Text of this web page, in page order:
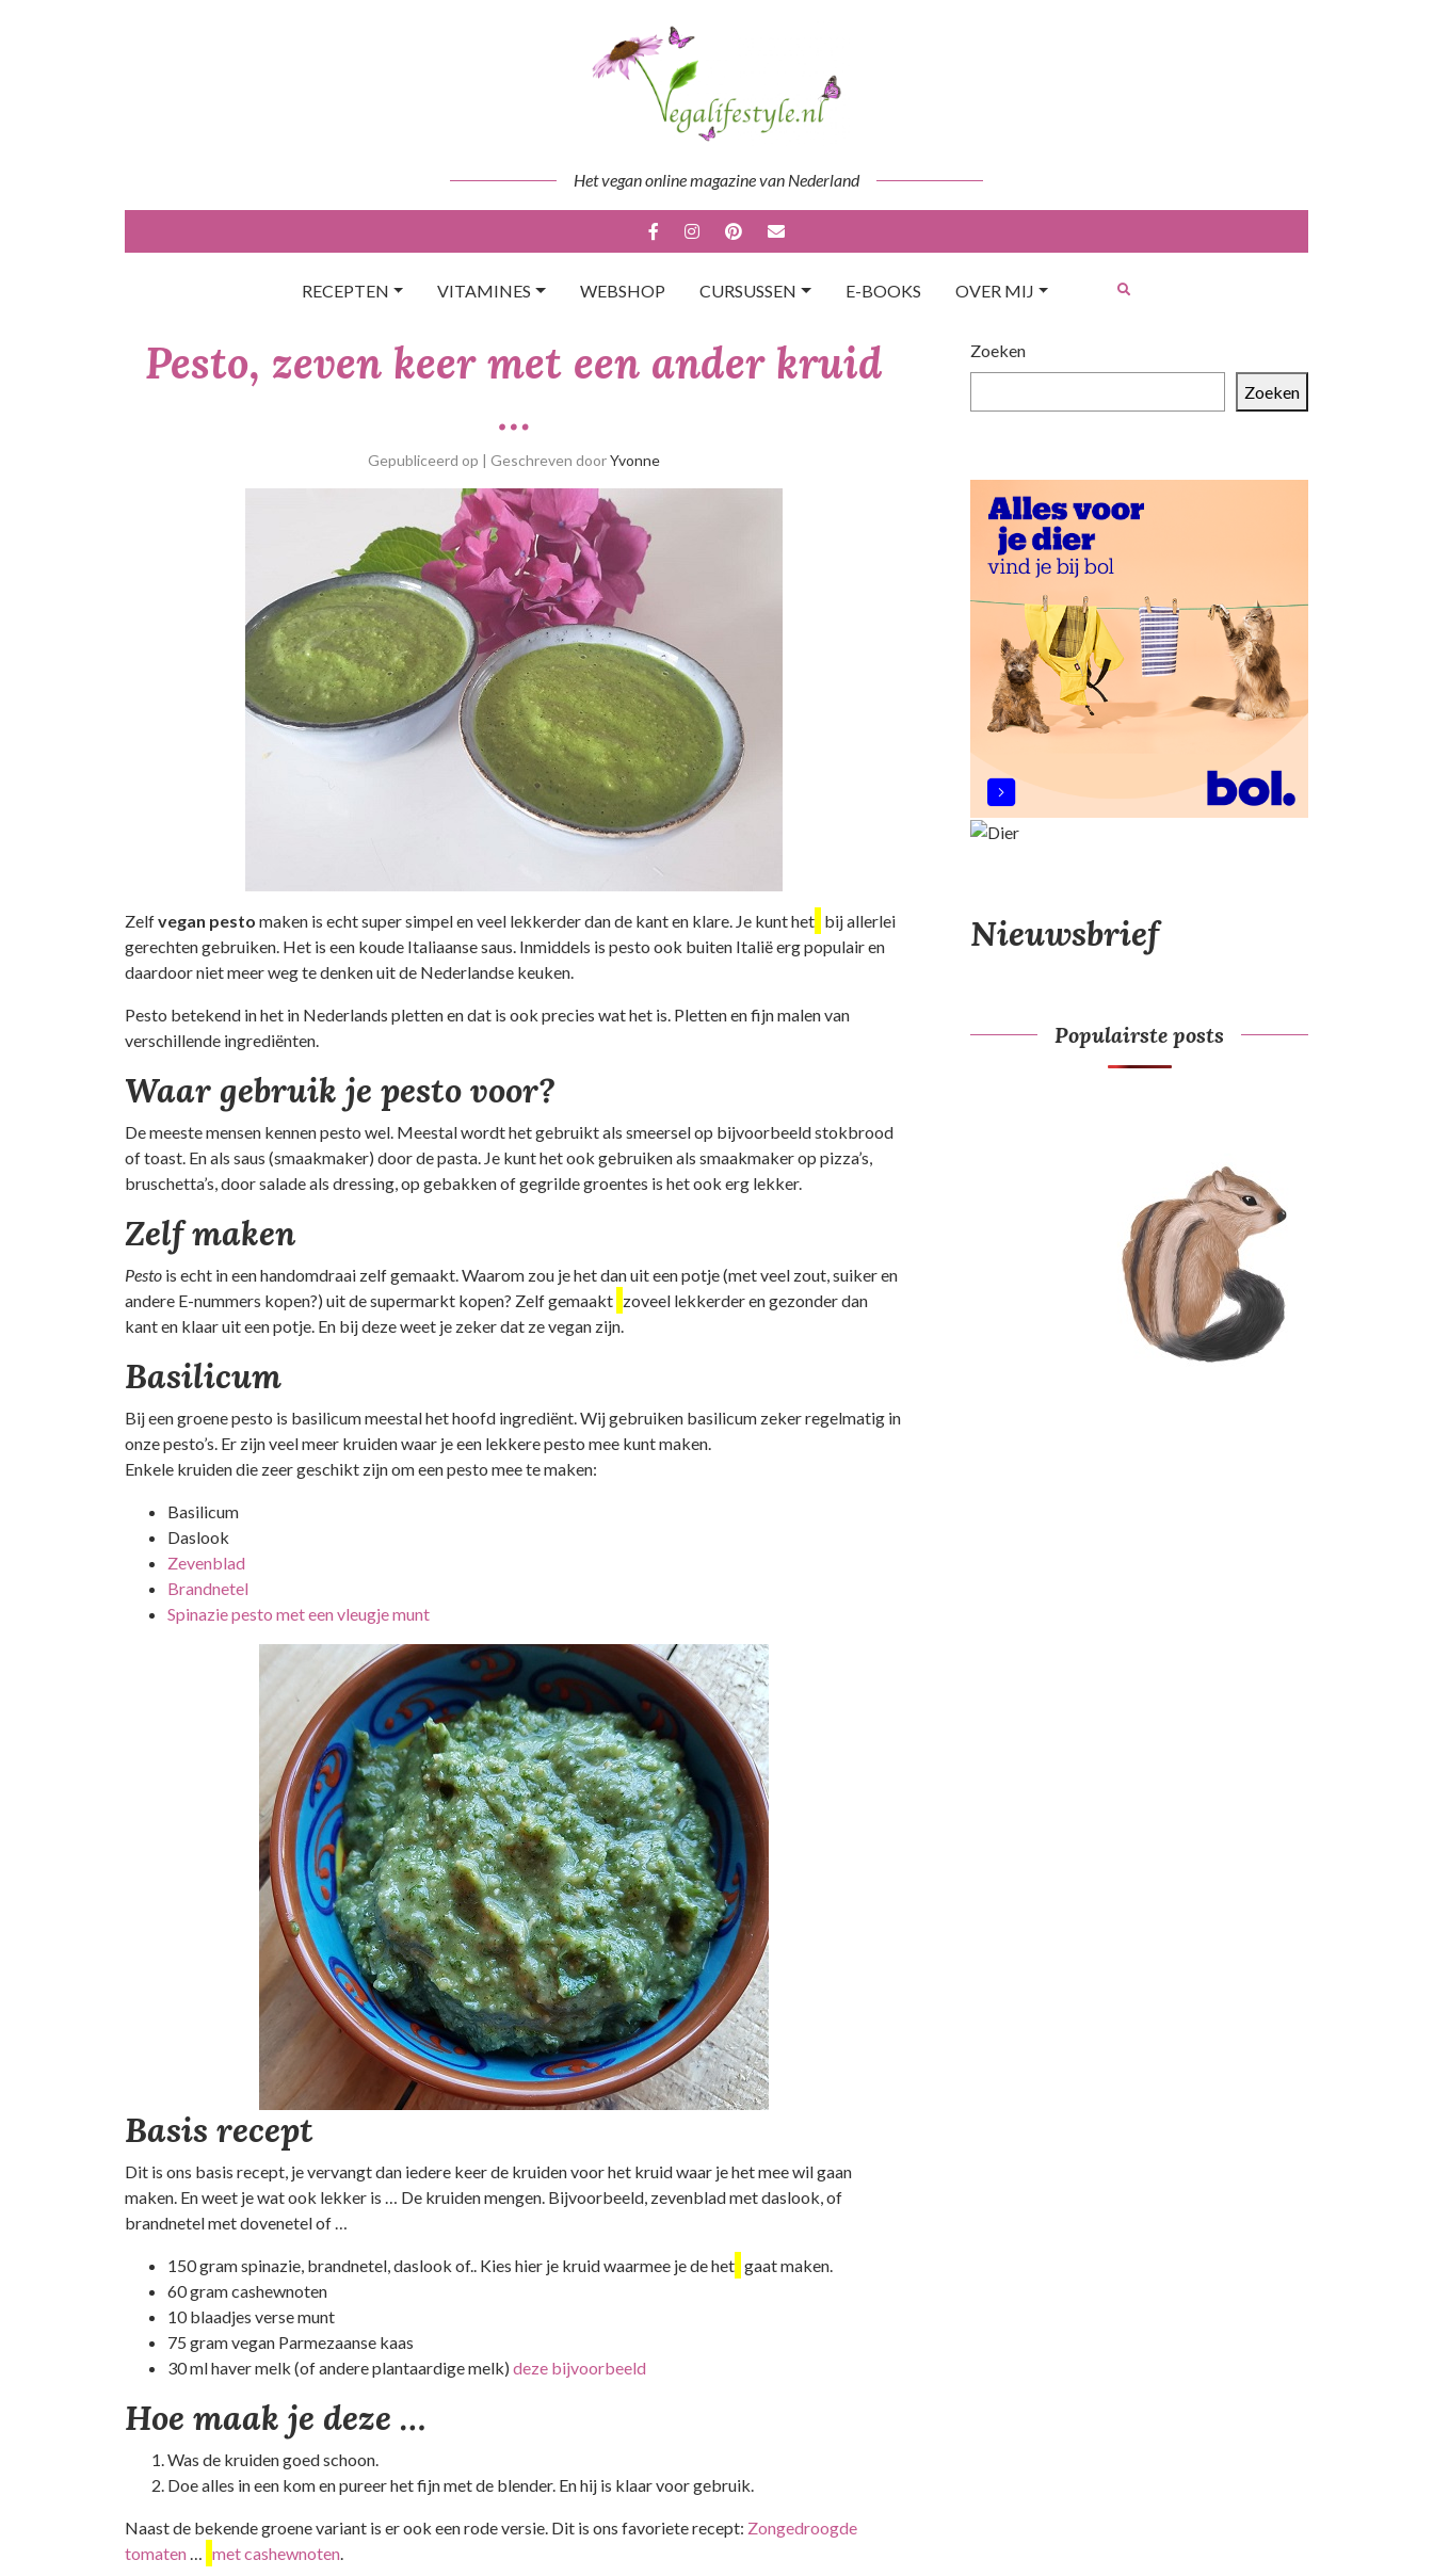
Het vegan online magazine van Nederland
RECEPTEN VITAMINES WEBSHOP CURSUSSEN E-BOOKS OVER MIJ
Pesto, zeven keer met een ander kruid
…
Gepubliceerd op | Geschreven doorYvonne
Zelfvegan pesto maken is echt super simpel en veel lekkerder dan de kant en klare. Je kunt het bij allerlei
gerechten gebruiken. Het is een koude Italiaanse saus. Inmiddels is pesto ook buiten Italië erg populair en
daardoor niet meer weg te denken uit de Nederlandse keuken.
Pesto betekend in het in Nederlands pletten en dat is ook precies wat het is. Pletten en fijn malen van
verschillende ingrediënten.
Waar gebruik je pesto voor?
De meeste mensen kennen pesto wel. Meestal wordt het gebruikt als smeersel op bijvoorbeeld stokbrood
of toast. En als saus (smaakmaker) door de pasta. Je kunt het ook gebruiken als smaakmaker op pizza’s,
bruschetta’s, door salade als dressing, op gebakken of gegrilde groentes is het ook erg lekker.
Zelf maken
Pesto is echt in een handomdraai zelf gemaakt. Waarom zou je het dan uit een potje (met veel zout, suiker en
andere E-nummers kopen?) uit de supermarkt kopen? Zelf gemaakt zoveel lekkerder en gezonder dan
kant en klaar uit een potje. En bij deze weet je zeker dat ze vegan zijn.
Basilicum
Bij een groene pesto is basilicum meestal het hoofd ingrediënt. Wij gebruiken basilicum zeker regelmatig in
onze pesto’s. Er zijn veel meer kruiden waar je een lekkere pesto mee kunt maken.
Enkele kruiden die zeer geschikt zijn om een pesto mee te maken:
Basilicum
Daslook
Zevenblad
Brandnetel
Spinazie pesto met een vleugje munt
Basis recept
Dit is ons basis recept, je vervangt dan iedere keer de kruiden voor het kruid waar je het mee wil gaan
maken. En weet je wat ook lekker is … De kruiden mengen. Bijvoorbeeld, zevenblad met daslook, of
brandnetel met dovenetel of …
150 gram spinazie, brandnetel, daslook of.. Kies hier je kruid waarmee je de het gaat maken.
60 gram cashewnoten
10 blaadjes verse munt
75 gram vegan Parmezaanse kaas
30 ml haver melk (of andere plantaardige melk) deze bijvoorbeeld
Hoe maak je deze …
Was de kruiden goed schoon.
Doe alles in een kom en pureer het fijn met de blender. En hij is klaar voor gebruik.
Naast de bekende groene variant is er ook een rode versie. Dit is ons favoriete recept: Zongedroogde
tomaten… met cashewnoten.
Zoeken
Zoeken
Nieuwsbrief
Populairste posts